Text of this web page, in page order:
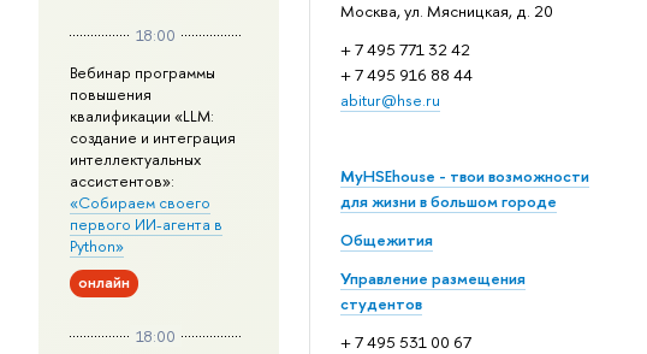
Москва, ул. Мясницкая, д. 20
+ 7 495 771 32 42
+ 7 495 916 88 44
abitur@hse.ru
MyHSEhouse - твои возможности
для жизни в большом городе
Общежития
Управление размещения
студентов
+ 7 495 531 00 67
18:00
Вебинар программы
повышения
квалификации «LLM:
создание и интеграция
интеллектуальных
ассистентов»:
«Собираем своего
первого ИИ-агента в
Python»
онлайн
18:00